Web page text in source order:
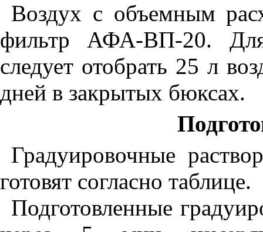
Воздух с объемным
фильтр АФА-ВП-20.
следует отобрать 25 л
дней в закрытых бюксах.
Градуировочные
готовят согласно таблице.
Подготовленные